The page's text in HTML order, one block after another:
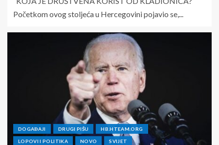
Početkom ovog stoljeća u Hercegovini pojavio se,...
DOGAĐAJI DRUGI PIŠU HB.HTEAM.ORG
LOPOVI I POLITIKA NOVO SVIJET